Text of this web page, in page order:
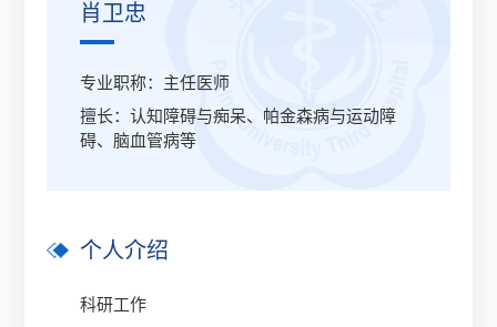
肖卫忠
专业职称：主任医师
擅长：认知障碍与痴呆、帕金森病与运动障
碍、脑血管病等
个人介绍
科研工作